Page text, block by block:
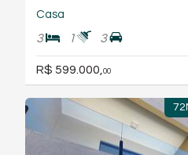
Casa
3 1 3
R$ 599.000,00